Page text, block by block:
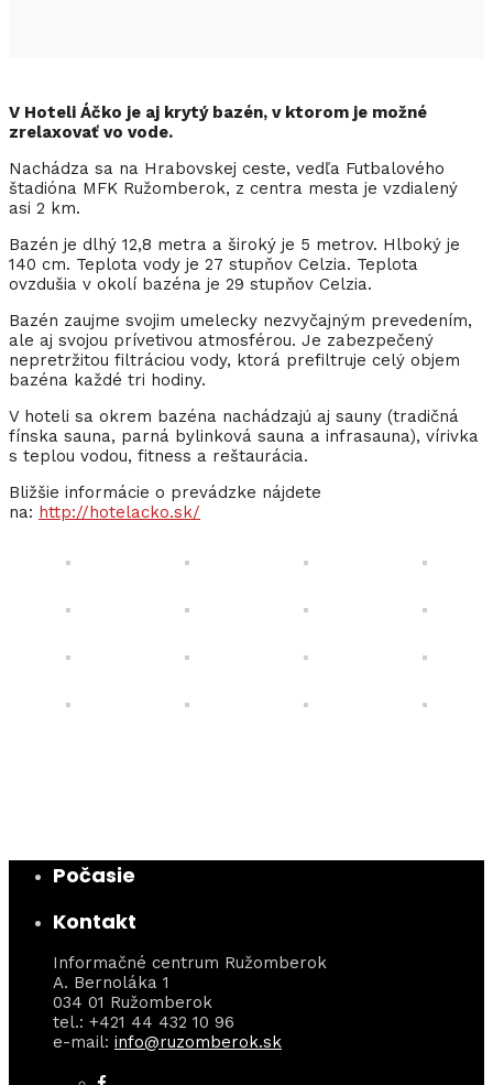
V Hoteli Áčko je aj krytý bazén, v ktorom je možné
zrelaxovať vo vode.
Nachádza sa na Hrabovskej ceste, vedľa Futbalového
štadióna MFK Ružomberok, z centra mesta je vzdialený
asi 2 km.
Bazén je dlhý 12,8 metra a široký je 5 metrov. Hlboký je
140 cm. Teplota vody je 27 stupňov Celzia. Teplota
ovzdušia v okolí bazéna je 29 stupňov Celzia.
Bazén zaujme svojim umelecky nezvyčajným prevedením,
ale aj svojou prívetivou atmosférou. Je zabezpečený
nepretržitou filtráciou vody, ktorá prefiltruje celý objem
bazéna každé tri hodiny.
V hoteli sa okrem bazéna nachádzajú aj sauny (tradičná
fínska sauna, parná bylinková sauna a infrasauna), vírivka
s teplou vodou, fitness a reštaurácia.
Bližšie informácie o prevádzke nájdete
na: http://hotelacko.sk/
Počasie
Kontakt
Informačné centrum Ružomberok
A. Bernoláka 1
034 01 Ružomberok
tel.: +421 44 432 10 96
e-mail: info@ruzomberok.sk